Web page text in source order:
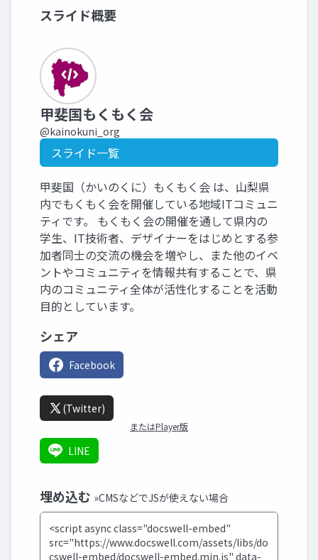
スライド概要
甲斐国もくもく会
@kainokuni_org
スライド一覧
甲斐国（かいのくに）もくもく会 は、山梨県
内でもくもく会を開催している地域ITコミュニ
ティです。 もくもく会の開催を通して県内の
学生、IT技術者、デザイナーをはじめとする参
加者同士の交流の機会を増やし、また他のイベ
ントやコミュニティを情報共有することで、県
内のコミュニティ全体が活性化することを活動
目的としています。
シェア
Facebook
(Twitter)
またはPlayer版
LINE
埋め込む »CMSなどでJSが使えない場合